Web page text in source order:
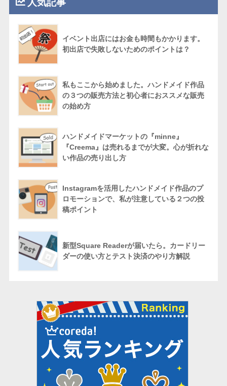
イベント出店にはお金も時間もかかります。
初出店で失敗しないためのポイントは？
私もここから始めました。ハンドメイド作品
の３つの販売方法と初心者におススメな販売
の始め方
ハンドメイドマーケットの『minne』
『Creema』は売れるまでが大変。心が折れな
い作品の売り出し方
Instagramを活用したハンドメイド作品のプ
ロモーションで、私が注意している２つの投
稿ポイント
新型Square Readerが届いたら。カードリー
ダーの使い方とテスト決済のやり方解説